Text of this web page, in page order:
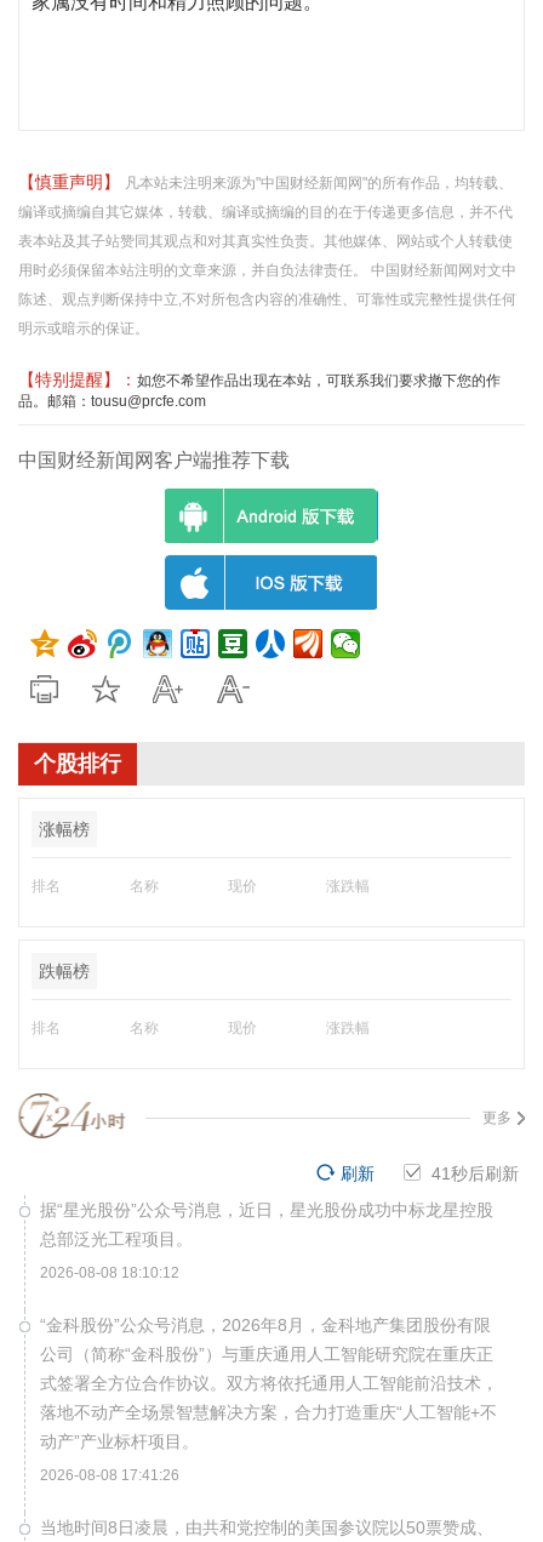
【慎重声明】
凡本站未注明来源为"中国财经新闻网"的所有作品，均转载、
编译或摘编自其它媒体，转载、编译或摘编的目的在于传递更多信息，并不代
表本站及其子站赞同其观点和对其真实性负责。其他媒体、网站或个人转载使
用时必须保留本站注明的文章来源，并自负法律责任。 中国财经新闻网对文中
陈述、观点判断保持中立,不对所包含内容的准确性、可靠性或完整性提供任何
明示或暗示的保证。
【特别提醒】： 如您不希望作品出现在本站，可联系我们要求撤下您的作
品。邮箱：tousu@prcfe.com
中国财经新闻网客户端推荐下载
个股排行
涨幅榜
排名 名称 现价 涨跌幅
跌幅榜
排名 名称 现价 涨跌幅
更多
41秒后刷新
刷新
据“星光股份”公众号消息，近日，星光股份成功中标龙星控股
总部泛光工程项目。
2026-08-08 18:10:12
“金科股份”公众号消息，2026年8月，金科地产集团股份有限
公司（简称“金科股份”）与重庆通用人工智能研究院在重庆正
式签署全方位合作协议。双方将依托通用人工智能前沿技术，
落地不动产全场景智慧解决方案，合力打造重庆“人工智能+不
动产”产业标杆项目。
2026-08-08 17:41:26
当地时间8日凌晨，由共和党控制的美国参议院以50票赞成、